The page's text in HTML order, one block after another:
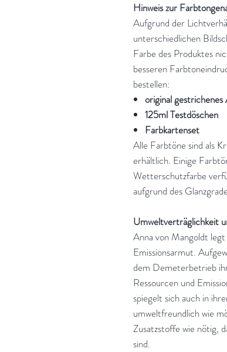
Hinweis zur
Aufgrund der
unterschiedlichen
Farbe des Produktes
besseren
bestellen:
original
125ml Testdöschen
Farbkartenset
Alle Farbtöne sind als
erhältlich. Einige
Wetterschutzfarbe
aufgrund des
Umweltverträglichkeit
Anna von Mangoldt
Emissionsarmut.
dem Demeterbetrieb
Ressourcen und
spiegelt sich auch in
umweltfreundlich wie
Zusatzstoffe wie nötig,
sind.